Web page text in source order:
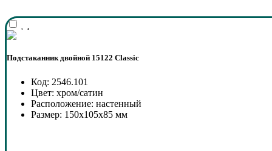
Подстаканник двойной 15122 Classic
Код: 2546.101
Цвет: хром/сатин
Расположение: настенный
Размер: 150x105x85 мм